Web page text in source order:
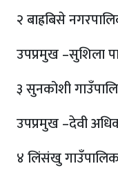
२ बाह्रबिसे
उपप्रमुख –सुशिला
३ सुनकोशी
उपप्रमुख –देवी
४ लिंसंखु